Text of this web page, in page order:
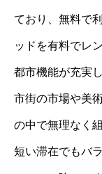
ており、無料で
ッドを有料でレ
都市機能が充実
市街の市場や美
の中で無理なく
短い滞在でもバ